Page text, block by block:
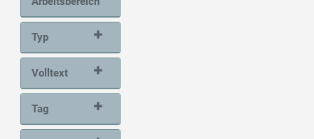
Typ
Volltext
Tag